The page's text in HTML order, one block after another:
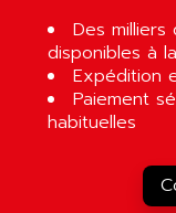
Des
disponibles à
Expédition
Paiement
habituelles